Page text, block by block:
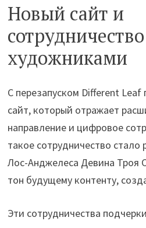
Новый сайт и
художниками
С перезапуском Different
сайт, который отражает
направление и цифровое
такое сотрудничество
Лос-Анджелеса Девина Троя
тон будущему контенту,
Эти сотрудничества